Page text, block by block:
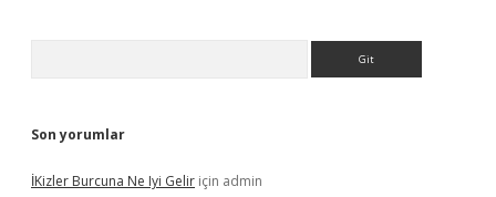
Son yorumlar
İKizler Burcuna Ne Iyi Gelir için admin